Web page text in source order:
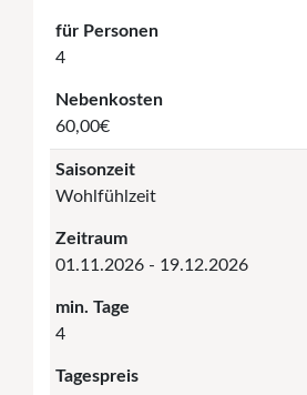
für Personen
4
Nebenkosten
60,00€
Saisonzeit
Wohlfühlzeit
Zeitraum
01.11.2026 - 19.12.2026
min. Tage
4
Tagespreis